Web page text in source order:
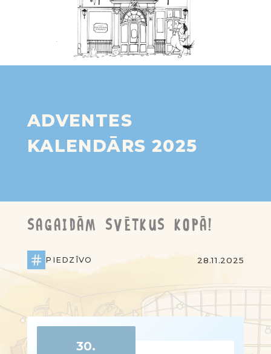
ADVENTES
KALENDĀRS 2025
SAGAIDĀM SVĒTKUS KOPĀ!
PIEDZĪVO 28.11.2025
30.